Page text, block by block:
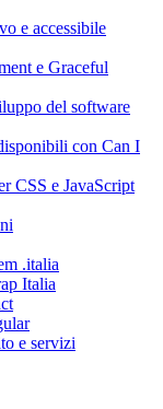
e accessibile
e Graceful
del software
con Can I
CSS e JavaScript
.italia
Italia
e servizi